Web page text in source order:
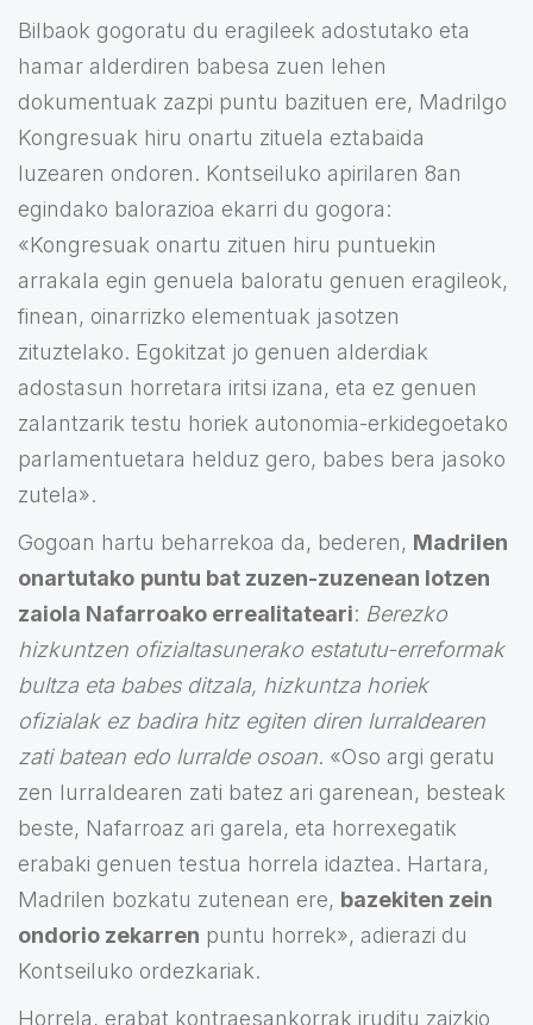
Bilbaok gogoratu du eragileek adostutako eta
hamar alderdiren babesa zuen lehen
dokumentuak zazpi puntu bazituen ere, Madrilgo
Kongresuak hiru onartu zituela eztabaida
luzearen ondoren. Kontseiluko apirilaren 8an
egindako balorazioa ekarri du gogora:
«Kongresuak onartu zituen hiru puntuekin
arrakala egin genuela baloratu genuen eragileok,
finean, oinarrizko elementuak jasotzen
zituztelako. Egokitzat jo genuen alderdiak
adostasun horretara iritsi izana, eta ez genuen
zalantzarik testu horiek autonomia-erkidegoetako
parlamentuetara helduz gero, babes bera jasoko
zutela».
Gogoan hartu beharrekoa da, bederen, Madrilen
onartutako puntu bat zuzen-zuzenean lotzen
zaiola Nafarroako errealitateari: Berezko
hizkuntzen ofizialtasunerako estatutu-erreformak
bultza eta babes ditzala, hizkuntza horiek
ofizialak ez badira hitz egiten diren lurraldearen
zati batean edo lurralde osoan. «Oso argi geratu
zen lurraldearen zati batez ari garenean, besteak
beste, Nafarroaz ari garela, eta horrexegatik
erabaki genuen testua horrela idaztea. Hartara,
Madrilen bozkatu zutenean ere, bazekiten zein
ondorio zekarren puntu horrek», adierazi du
Kontseiluko ordezkariak.
Horrela, erabat kontraesankorrak iruditu zaizkio